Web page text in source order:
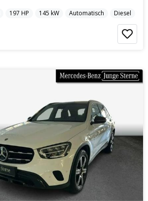
197 HP 145 kW Automatisch Diesel